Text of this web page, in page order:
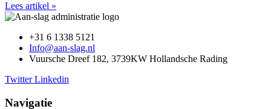
Lees artikel »
+31 6 1338 5121
Info@aan-slag.nl
Vuursche Dreef 182, 3739KW Hollandsche Rading
Twitter Linkedin
Navigatie